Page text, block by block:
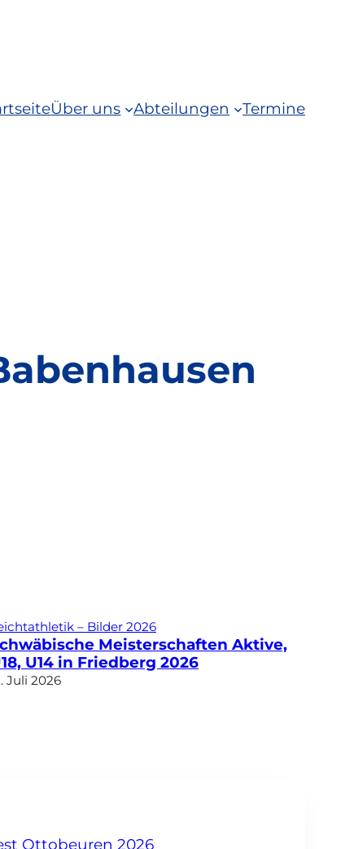
Über uns Abteilungen Termine
– Bilder 2026
Meisterschaften Aktive,
U14 in Friedberg 2026
Juli 2026
Ottobeuren 2026